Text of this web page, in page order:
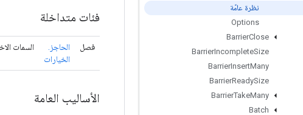
نظرة عامّة
Options
BarrierClose
BarrierIncompleteSize
BarrierInsertMany
BarrierReadySize
BarrierTakeMany
Batch
فئات متداخلة
فصل
الحاجز.
الخيارات
السمات
الأساليب العامة